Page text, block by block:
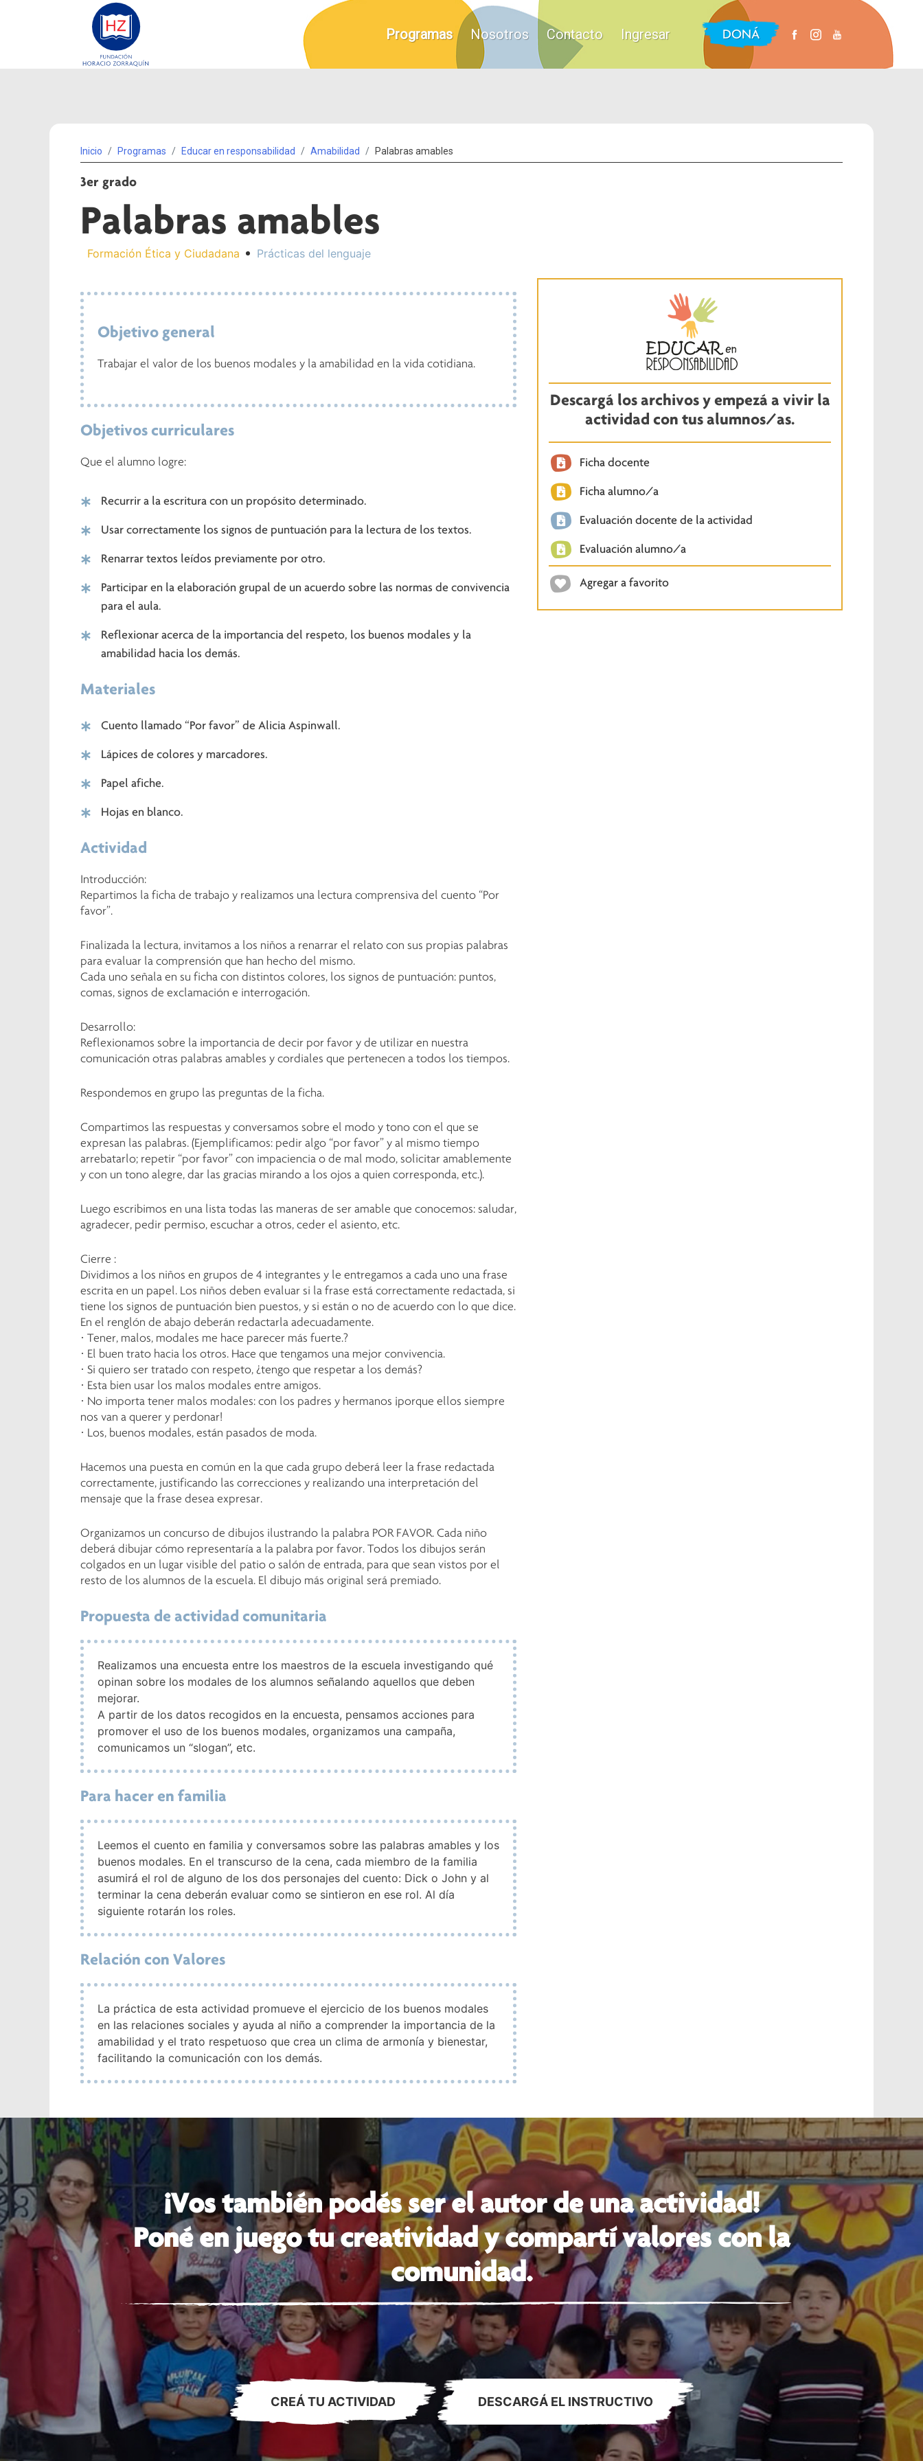
Programas Nosotros Contacto Ingresar DONÁ
Inicio Programas Educar en responsabilidad Amabilidad Palabras amables
3er grado
Palabras amables
Formación Ética y Ciudadana Prácticas del lenguaje
Objetivo general
Trabajar el valor de los buenos modales y la amabilidad en la vida cotidiana.
Objetivos curriculares
Que el alumno logre:
Recurrir a la escritura con un propósito determinado.
Usar correctamente los signos de puntuación para la lectura de los textos.
Renarrar textos leídos previamente por otro.
Participar en la elaboración grupal de un acuerdo sobre las normas de convivencia
para el aula.
Reflexionar acerca de la importancia del respeto, los buenos modales y la
amabilidad hacia los demás.
Materiales
Cuento llamado “Por favor” de Alicia Aspinwall.
Lápices de colores y marcadores.
Papel afiche.
Hojas en blanco.
Actividad
Introducción:
Repartimos la ficha de trabajo y realizamos una lectura comprensiva del cuento “Por
favor”.
Finalizada la lectura, invitamos a los niños a renarrar el relato con sus propias palabras
para evaluar la comprensión que han hecho del mismo.
Cada uno señala en su ficha con distintos colores, los signos de puntuación: puntos,
comas, signos de exclamación e interrogación.
Desarrollo:
Reflexionamos sobre la importancia de decir por favor y de utilizar en nuestra
comunicación otras palabras amables y cordiales que pertenecen a todos los tiempos.
Respondemos en grupo las preguntas de la ficha.
Compartimos las respuestas y conversamos sobre el modo y tono con el que se
expresan las palabras. (Ejemplificamos: pedir algo “por favor” y al mismo tiempo
arrebatarlo; repetir “por favor” con impaciencia o de mal modo, solicitar amablemente
y con un tono alegre, dar las gracias mirando a los ojos a quien corresponda, etc.).
Luego escribimos en una lista todas las maneras de ser amable que conocemos: saludar,
agradecer, pedir permiso, escuchar a otros, ceder el asiento, etc.
Cierre :
Dividimos a los niños en grupos de 4 integrantes y le entregamos a cada uno una frase
escrita en un papel. Los niños deben evaluar si la frase está correctamente redactada, si
tiene los signos de puntuación bien puestos, y si están o no de acuerdo con lo que dice.
En el renglón de abajo deberán redactarla adecuadamente.
· Tener, malos, modales me hace parecer más fuerte.?
· El buen trato hacia los otros. Hace que tengamos una mejor convivencia.
· Si quiero ser tratado con respeto, ¿tengo que respetar a los demás?
· Esta bien usar los malos modales entre amigos.
· No importa tener malos modales: con los padres y hermanos ¡porque ellos siempre
nos van a querer y perdonar!
· Los, buenos modales, están pasados de moda.
Hacemos una puesta en común en la que cada grupo deberá leer la frase redactada
correctamente, justificando las correcciones y realizando una interpretación del
mensaje que la frase desea expresar.
Organizamos un concurso de dibujos ilustrando la palabra POR FAVOR. Cada niño
deberá dibujar cómo representaría a la palabra por favor. Todos los dibujos serán
colgados en un lugar visible del patio o salón de entrada, para que sean vistos por el
resto de los alumnos de la escuela. El dibujo más original será premiado.
Propuesta de actividad comunitaria
Realizamos una encuesta entre los maestros de la escuela investigando qué
opinan sobre los modales de los alumnos señalando aquellos que deben
mejorar.
A partir de los datos recogidos en la encuesta, pensamos acciones para
promover el uso de los buenos modales, organizamos una campaña,
comunicamos un “slogan”, etc.
Para hacer en familia
Leemos el cuento en familia y conversamos sobre las palabras amables y los
buenos modales. En el transcurso de la cena, cada miembro de la familia
asumirá el rol de alguno de los dos personajes del cuento: Dick o John y al
terminar la cena deberán evaluar como se sintieron en ese rol. Al día
siguiente rotarán los roles.
Relación con Valores
La práctica de esta actividad promueve el ejercicio de los buenos modales
en las relaciones sociales y ayuda al niño a comprender la importancia de la
amabilidad y el trato respetuoso que crea un clima de armonía y bienestar,
facilitando la comunicación con los demás.
Descargá los archivos y empezá a vivir la
actividad con tus alumnos/as.
Ficha docente
Ficha alumno/a
Evaluación docente de la actividad
Evaluación alumno/a
Agregar a favorito
¡Vos también podés ser el autor de una actividad!
Poné en juego tu creatividad y compartí valores con la
comunidad.
CREÁ TU ACTIVIDAD DESCARGÁ EL INSTRUCTIVO